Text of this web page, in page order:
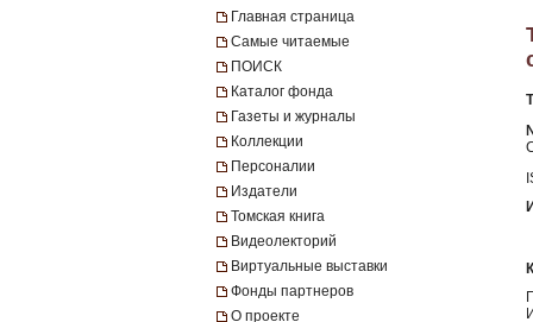
Главная страница
Самые читаемые
ПОИСК
Каталог фонда
Газеты и журналы
Коллекции
Персоналии
Издатели
Томская книга
Видеолекторий
Виртуальные выставки
Фонды партнеров
О проекте